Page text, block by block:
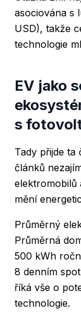
asociována s
USD), takže
technologie
EV jako
s
Tady přijde
článků
elektromobilů
mění
Průměrný
Průměrná
500 kWh
8 denním
říká vše o
technologie.